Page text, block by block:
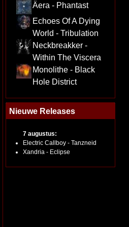
Äera - Phantast
Echoes Of A Dying
World - Tribulation
Neckbreakker -
Within The Viscera
Monolithe - Black
Hole District
Nieuwe Releases
7 augustus:
Electric Callboy - Tanzneid
Xandria - Eclipse